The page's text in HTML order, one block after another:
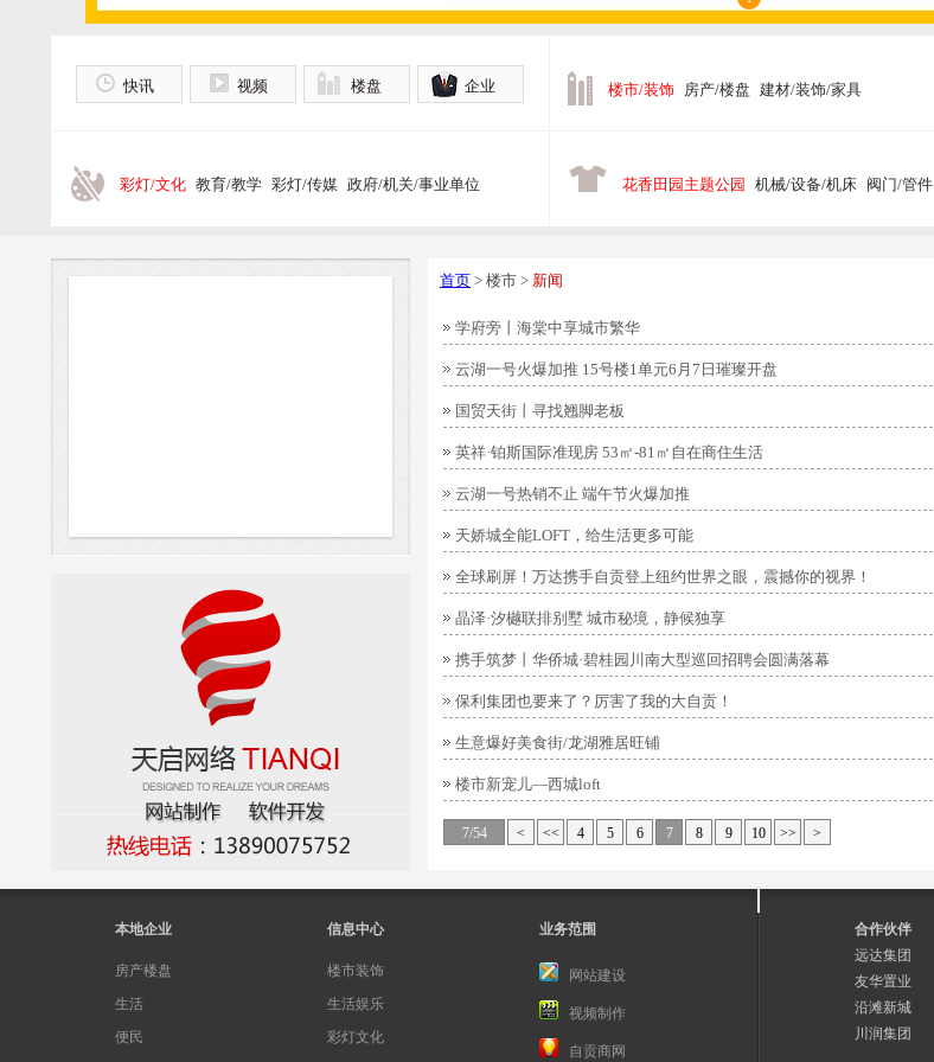
快讯 视频 楼盘 企业 楼市/装饰 房产/楼盘 建材/装饰/家具
彩灯/文化 教育/教学 彩灯/传媒 政府/机关/事业单位 花香田园主题公园 机械/设备/机床 阀门/管件
首页 > 楼市 > 新闻
学府旁丨海棠中享城市繁华
云湖一号火爆加推 15号楼1单元6月7日璀璨开盘
国贸天街丨寻找翘脚老板
英祥·铂斯国际准现房 53㎡-81㎡自在商住生活
云湖一号热销不止 端午节火爆加推
天娇城全能LOFT，给生活更多可能
全球刷屏！万达携手自贡登上纽约世界之眼，震撼你的视界！
晶泽·汐樾联排别墅 城市秘境，静候独享
携手筑梦丨华侨城·碧桂园川南大型巡回招聘会圆满落幕
保利集团也要来了？厉害了我的大自贡！
生意爆好美食街/龙湖雅居旺铺
楼市新宠儿—西城loft
7/54 < << 4 5 6 7 8 9 10 >> >
本地企业
房产楼盘
生活
便民
信息中心
楼市装饰
生活娱乐
彩灯文化
业务范围
网站建设
视频制作
自贡商网
合作伙伴
远达集团
友华置业
沿滩新城
川润集团